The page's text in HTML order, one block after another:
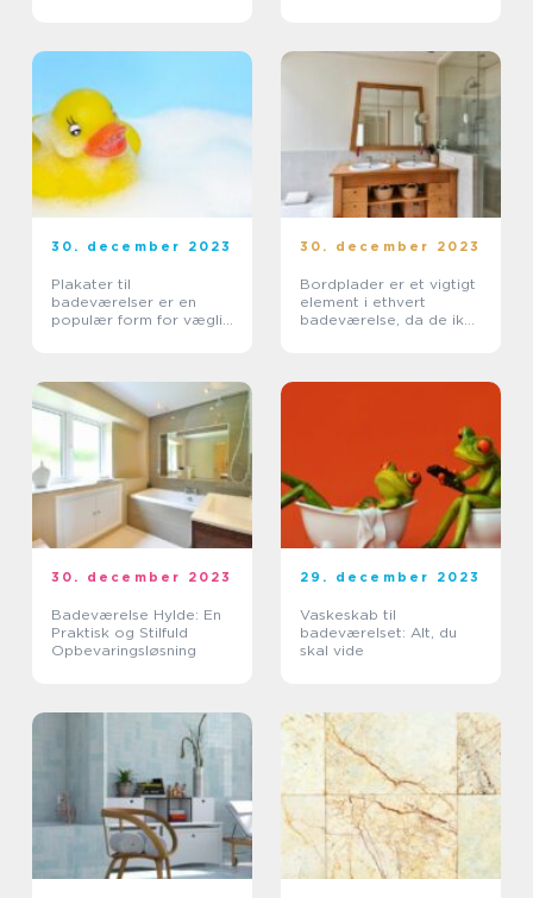
30. december 2023
Plakater til
badeværelser er en
populær form for væglig
hjem
30. december 2023
Bordplader er et vigtigt
element i ethvert
badeværelse, da de ikke
30. december 2023
Badeværelse Hylde: En
Praktisk og Stilfuld
Opbevaringsløsning
29. december 2023
Vaskeskab til
badeværelset: Alt, du
skal vide